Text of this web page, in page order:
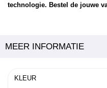
technologie. Bestel de jouwe
MEER INFORMATIE
KLEUR